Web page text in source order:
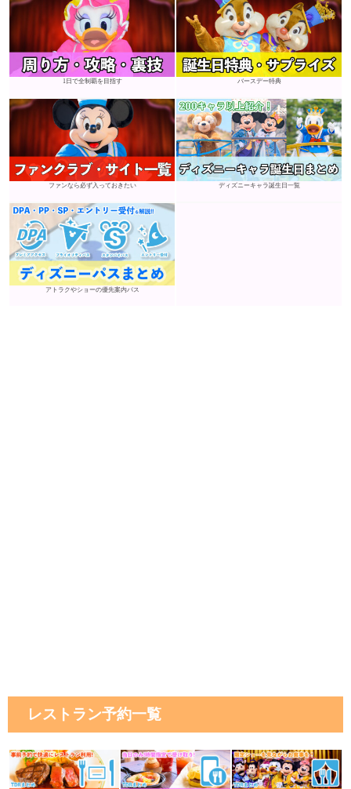
1日で全制覇を目指す バースデー特典
ファンなら必ず入っておきたい ディズニーキャラ誕生日一覧
アトラクやショーの優先案内パス
レストラン予約一覧